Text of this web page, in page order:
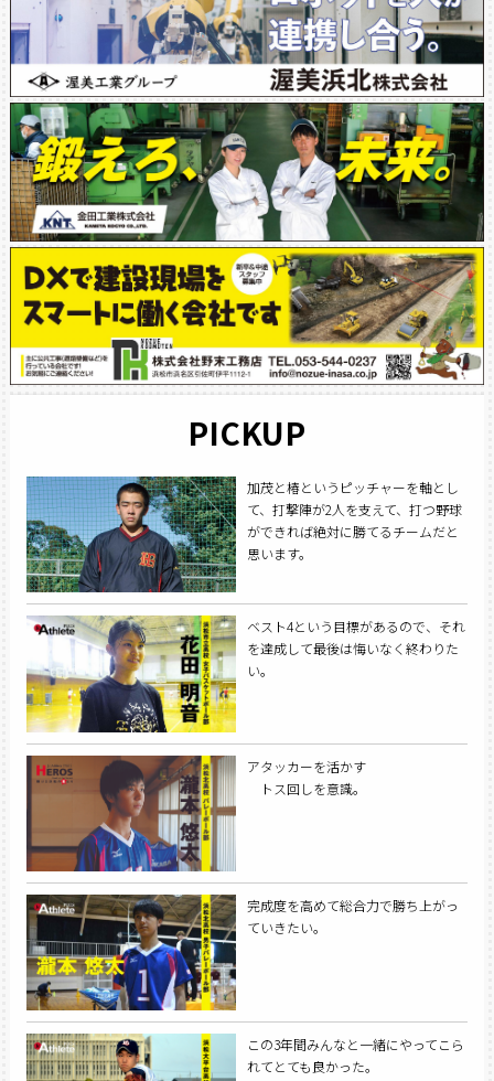
PICKUP
加茂と椿というピッチャーを軸とし
て、打撃陣が2人を支えて、打つ野球
ができれば絶対に勝てるチームだと
思います。
ベスト4という目標があるので、それ
を達成して最後は悔いなく終わりた
い。
アタッカーを活かす
トス回しを意識。
完成度を高めて総合力で勝ち上がっ
ていきたい。
この3年間みんなと一緒にやってこら
れてとても良かった。